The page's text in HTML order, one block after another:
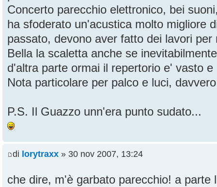
Concerto parecchio elettronico, bei
ha sfoderato un'acustica molto migliore
passato, devono aver fatto dei lavori per
Bella la scaletta anche se
d'altra parte ormai il repertorio e' vasto e
Nota particolare per palco e luci,
P.S. Il Guazzo unn'era punto sudato...
di lorytraxx » 30 nov 2007, 13:24
che dire, m'è garbato parecchio! a